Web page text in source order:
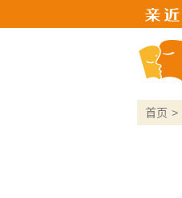
首页 >